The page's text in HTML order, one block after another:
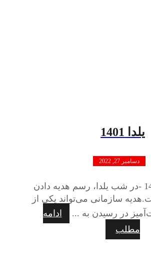
یلدا 1401
دسامبر 27, 2022
یلدا 1401 یلدا 1401 -در شب یلدا، رسم هدیه دادن
سازمانی می‌تواند یکی از
در رسیدن به ...
ادامه
مطلب